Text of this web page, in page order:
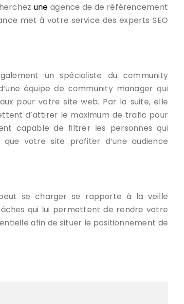
uneagence de de référencement
met à votre service des experts SEO
un spécialiste du community
équipe de community manager qui
pour votre site web. Par la suite, elle
d’attirer le maximum de trafic pour
capable de filtrer les personnes qui
votre site profiter d’une audience
se charger se rapporte à la veille
qui lui permettent de rendre votre
afin de situer le positionnement de